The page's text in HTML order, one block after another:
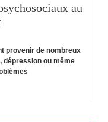
au
provenir de nombreux
dépression ou même